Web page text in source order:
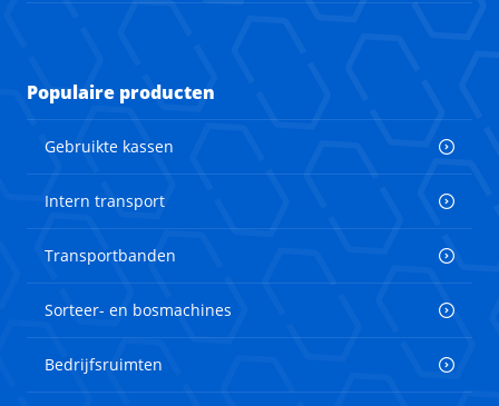
Populaire producten
Gebruikte kassen
Intern transport
Transportbanden
Sorteer- en bosmachines
Bedrijfsruimten